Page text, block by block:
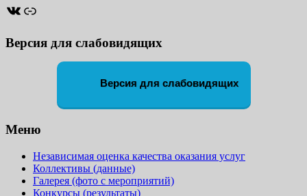
ВКонтакте
Ссылка
Версия для слабовидящих
Версия для слабовидящих
Меню
Независимая оценка качества оказания услуг
Коллективы (данные)
Галерея (фото с мероприятий)
Конкурсы (результаты)